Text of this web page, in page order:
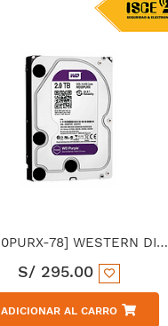
[WD20PURX-78] WESTERN DIGITAL DISCO DURO PURPURA PARA DVR/NVR 2TB
S/ 295.00
ADICIONAR AL CARRO